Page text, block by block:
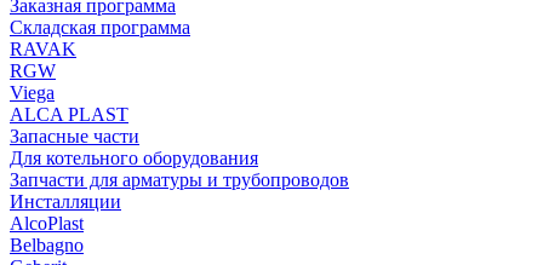
Заказная программа
Складская программа
RAVAK
RGW
Viega
АLCA PLAST
Запасные части
Для котельного оборудования
Запчасти для арматуры и трубопроводов
Инсталляции
AlcoPlast
Belbagno